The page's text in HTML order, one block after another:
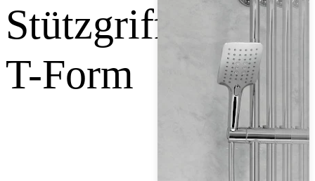
Stützgriff,
T-Form